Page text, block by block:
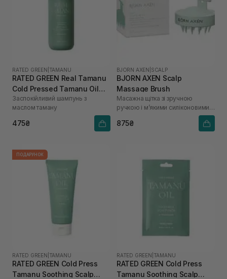
RATED GREEN TAMANU
RATED GREEN Real Tamanu
Cold Pressed Tamanu Oil
Soothing Scalp Shampoo
100 мл
Заспокійливий шампунь з
маслом таману
475₴
BJORN AXEN SCALP
BJORN AXEN Scalp
Massage Brush
Масажна щітка зі зручною
ручкою і м’якими силіконовими
875₴
ПОДАРУНОК
RATED GREEN TAMANU
RATED GREEN Cold Press
Tamanu Soothing Scalp
RATED GREEN TAMANU
RATED GREEN Cold Press
Tamanu Soothing Scalp